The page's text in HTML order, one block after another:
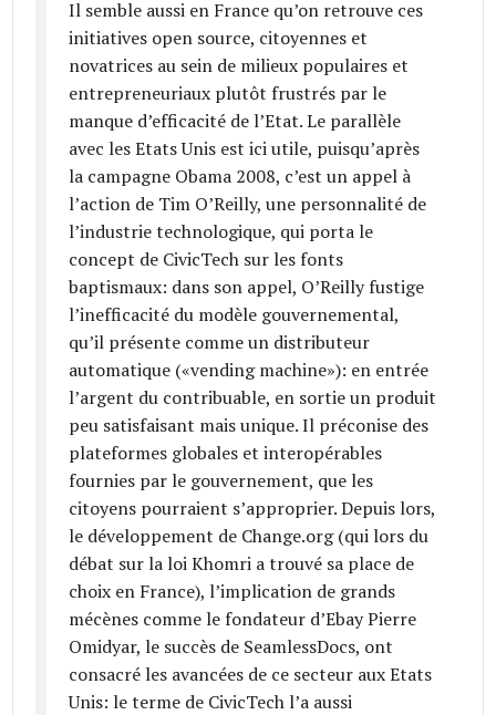
Il semble aussi en France qu’on retrouve ces
initiatives open source, citoyennes et
novatrices au sein de milieux populaires et
entrepreneuriaux plutôt frustrés par le
manque d’efficacité de l’Etat. Le parallèle
avec les Etats Unis est ici utile, puisqu’après
la campagne Obama 2008, c’est un appel à
l’action de Tim O’Reilly, une personnalité de
l’industrie technologique, qui porta le
concept de CivicTech sur les fonts
baptismaux: dans son appel, O’Reilly fustige
l’inefficacité du modèle gouvernemental,
qu’il présente comme un distributeur
automatique («vending machine»): en entrée
l’argent du contribuable, en sortie un produit
peu satisfaisant mais unique. Il préconise des
plateformes globales et interopérables
fournies par le gouvernement, que les
citoyens pourraient s’approprier. Depuis lors,
le développement de Change.org (qui lors du
débat sur la loi Khomri a trouvé sa place de
choix en France), l’implication de grands
mécènes comme le fondateur d’Ebay Pierre
Omidyar, le succès de SeamlessDocs, ont
consacré les avancées de ce secteur aux Etats
Unis: le terme de CivicTech l’a aussi